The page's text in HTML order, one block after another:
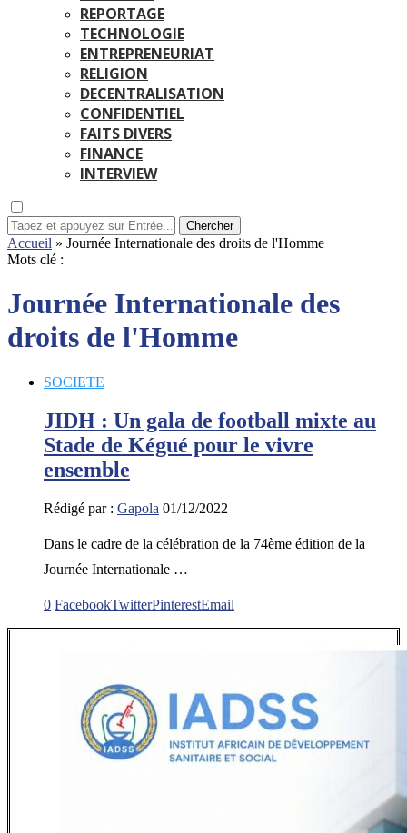
REPORTAGE
TECHNOLOGIE
ENTREPRENEURIAT
RELIGION
DECENTRALISATION
CONFIDENTIEL
FAITS DIVERS
FINANCE
INTERVIEW
Chercher
Accueil » Journée Internationale des droits de l'Homme
Mots clé :
Journée Internationale des
droits de l'Homme
SOCIETE
JIDH : Un gala de football mixte au
Stade de Kégué pour le vivre
ensemble
Rédigé par : Gapola 01/12/2022
Dans le cadre de la célébration de la 74ème édition de la
Journée Internationale …
0 FacebookTwitterPinterestEmail